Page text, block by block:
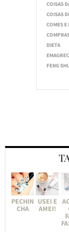
COISAS
COISAS
COMES E
DIETA
FENG
PECHIN
CHA
USEI E
AMEI!